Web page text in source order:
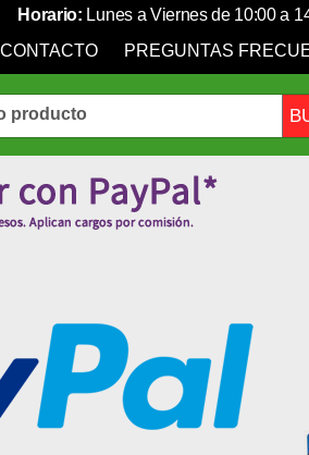
Horario: Lunes a Viernes de 10:00 a
CONTACTO PREGUNTAS